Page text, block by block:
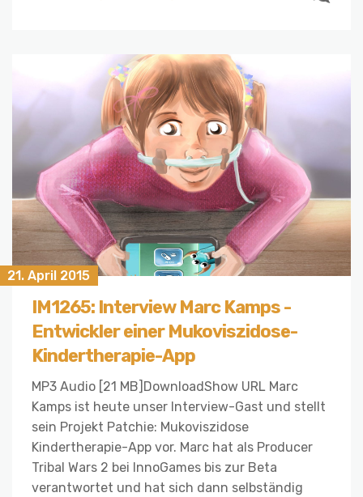
21. April 2015
IM1265: Interview Marc Kamps -
Entwickler einer Mukoviszidose-
Kindertherapie-App
MP3 Audio [21 MB]DownloadShow URL Marc
Kamps ist heute unser Interview-Gast und stellt
sein Projekt Patchie: Mukoviszidose
Kindertherapie-App vor. Marc hat als Producer
Tribal Wars 2 bei InnoGames bis zur Beta
verantwortet und hat sich dann selbständig